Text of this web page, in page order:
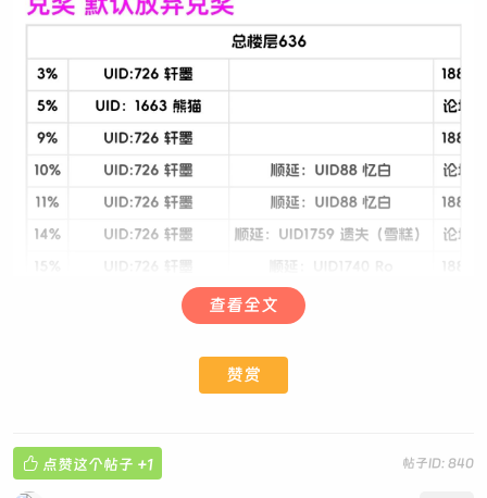
查看全文
赞赏
帖子ID: 840
 点赞这个帖子 +1